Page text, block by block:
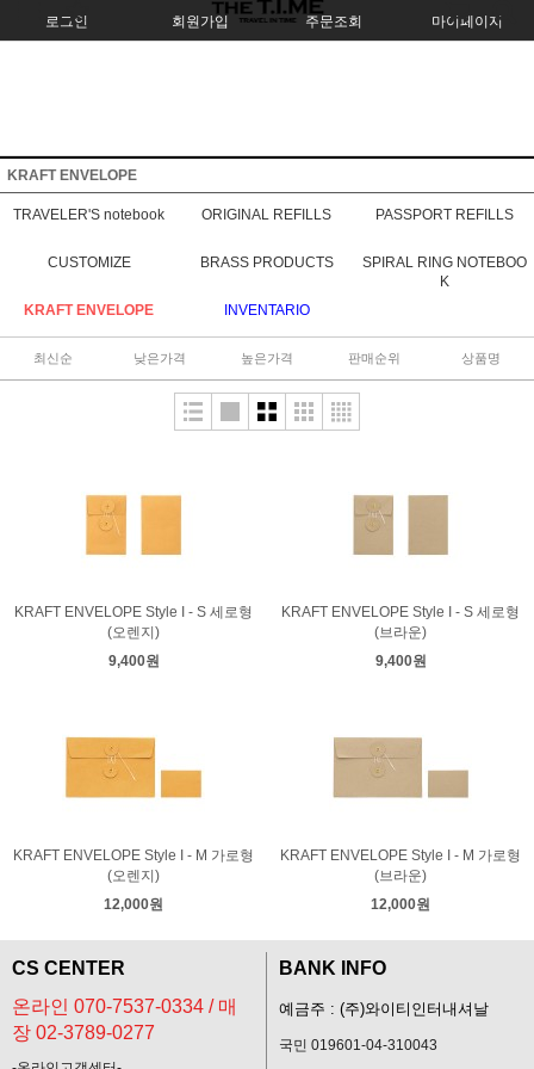
로그인 회원가입 주문조회 마이페이지
KRAFT ENVELOPE
TRAVELER'S notebook ORIGINAL REFILLS PASSPORT REFILLS
CUSTOMIZE BRASS PRODUCTS
SPIRAL RING NOTEBOO
K
KRAFT ENVELOPE
INVENTARIO
최신순 낮은가격 높은가격 판매순위 상품명
KRAFT ENVELOPE Style I - S 세로형
(오렌지)
9,400원
KRAFT ENVELOPE Style I - S 세로형
(브라운)
9,400원
KRAFT ENVELOPE Style I - M 가로형
(오렌지)
12,000원
KRAFT ENVELOPE Style I - M 가로형
(브라운)
12,000원
CS CENTER
온라인 070-7537-0334 / 매
장 02-3789-0277
BANK INFO
예금주 : (주)와이티인터내셔날
국민 019601-04-310043